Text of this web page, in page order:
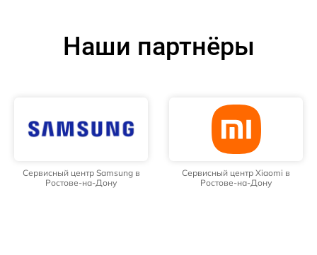
Наши партнёры
Сервисный центр Samsung в
Ростове-на-Дону
Сервисный центр Xiaomi в
Ростове-на-Дону